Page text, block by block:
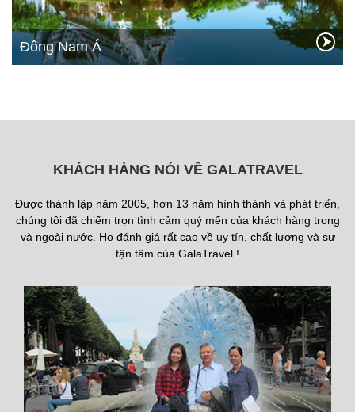
Đông Nam Á
KHÁCH HÀNG NÓI VỀ GALATRAVEL
Được thành lập năm 2005, hơn 13 năm hình thành và phát triển,
chúng tôi đã chiếm trọn tình cảm quý mến của khách hàng trong
và ngoài nước. Họ đánh giá rất cao về uy tín, chất lượng và sự
tận tâm của GalaTravel !